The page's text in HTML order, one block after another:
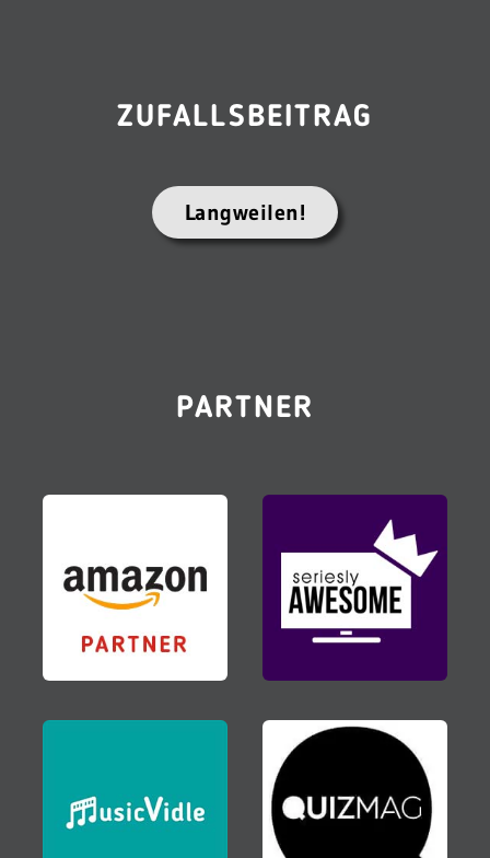
ZUFALLSBEITRAG
Langweilen!
PARTNER